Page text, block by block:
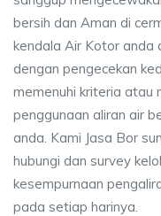
bersih dan Aman di
kendala Air Kotor anda
dengan pengecekan
memenuhi kriteria atau
penggunaan aliran air
anda. Kami Jasa Bor
hubungi dan survey
kesempurnaan
pada setiap harinya.